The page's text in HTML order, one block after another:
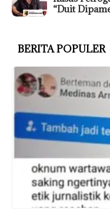
“Duit
BERITA POPULER